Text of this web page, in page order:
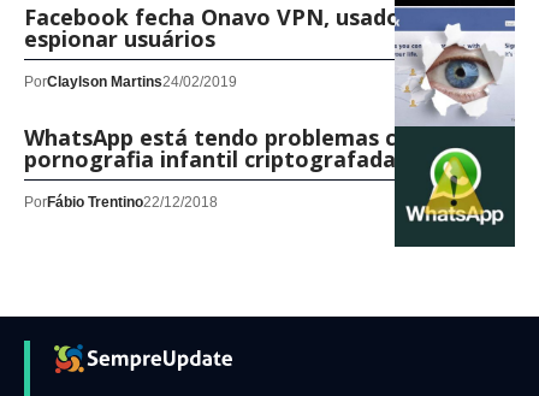
Facebook fecha Onavo VPN, usado para
espionar usuários
PorClaylson Martins24/02/2019
WhatsApp está tendo problemas com
pornografia infantil criptografada
PorFábio Trentino22/12/2018